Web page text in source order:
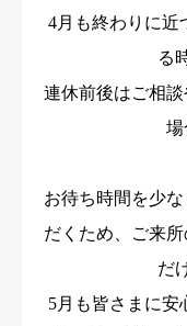
4月も終わりに近
る
連休前後はご相
場
お待ち時間を少
だくため、ご来
だ
5月も皆さまに安